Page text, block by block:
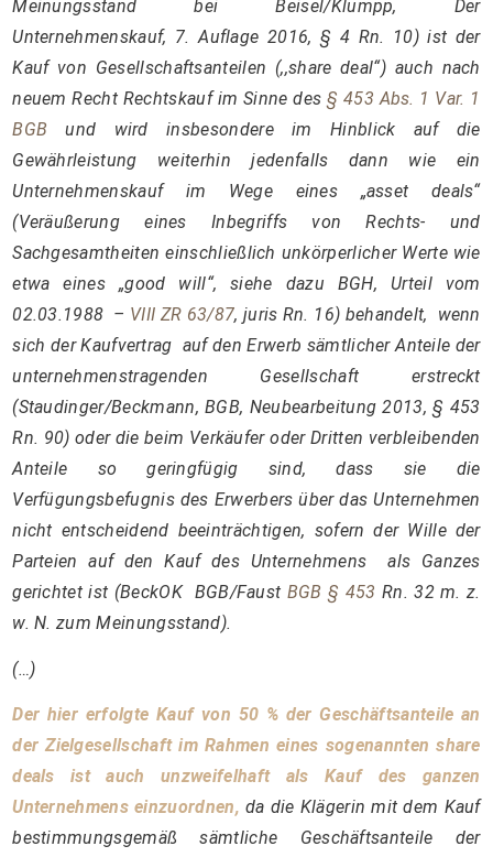
Meinungsstand bei Beisel/Klumpp, Der
Unternehmenskauf, 7. Auflage 2016, § 4 Rn. 10) ist der
Kauf von Gesellschaftsanteilen (,,share deal“) auch nach
neuem Recht Rechtskauf im Sinne des § 453 Abs. 1 Var. 1
BGB und wird insbesondere im Hinblick auf die
Gewährleistung weiterhin jedenfalls dann wie ein
Unternehmenskauf im Wege eines „asset deals“
(Veräußerung eines Inbegriffs von Rechts- und
Sachgesamtheiten einschließlich unkörperlicher Werte wie
etwa eines „good will“, siehe dazu BGH, Urteil vom
02.03.1988 – VIII ZR 63/87, juris Rn. 16) behandelt, wenn
sich der Kaufvertrag auf den Erwerb sämtlicher Anteile der
unternehmenstragenden Gesellschaft erstreckt
(Staudinger/Beckmann, BGB, Neubearbeitung 2013, § 453
Rn. 90) oder die beim Verkäufer oder Dritten verbleibenden
Anteile so geringfügig sind, dass sie die
Verfügungsbefugnis des Erwerbers über das Unternehmen
nicht entscheidend beeinträchtigen, sofern der Wille der
Parteien auf den Kauf des Unternehmens als Ganzes
gerichtet ist (BeckOK BGB/Faust BGB § 453 Rn. 32 m. z.
w. N. zum Meinungsstand).
(…)
Der hier erfolgte Kauf von 50 % der Geschäftsanteile an
der Zielgesellschaft im Rahmen eines sogenannten share
deals ist auch unzweifelhaft als Kauf des ganzen
Unternehmens einzuordnen, da die Klägerin mit dem Kauf
bestimmungsgemäß sämtliche Geschäftsanteile der